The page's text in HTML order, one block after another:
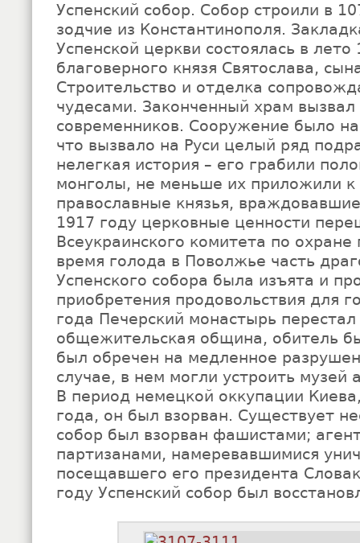
Успенский собор. Собор строили в
зодчие из Константинополя.
Успенской церкви состоялась в
благоверного князя Святослава,
Строительство и отделка
чудесами. Законченный храм вызвал
современников. Сооружение было
что вызвало на Руси целый ряд
нелегкая история – его грабили
монголы, не меньше их приложили к
православные князья,
1917 году церковные ценности
Всеукраинского комитета по
время голода в Поволжье часть
Успенского собора была изъята и
приобретения продовольствия для
года Печерский монастырь
общежительская община, обитель
был обречен на медленное
случае, в нем могли устроить музей
В период немецкой оккупации
года, он был взорван. Существует
собор был взорван фашистами;
партизанами, намеревавшимися
посещавшего его президента
году Успенский собор был